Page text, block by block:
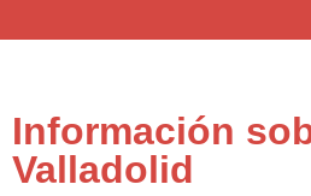
Información
Valladolid